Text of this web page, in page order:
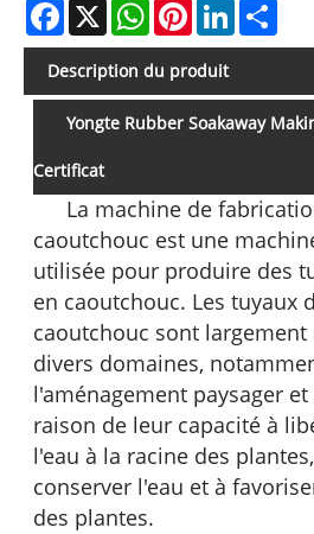
Facebook
X WhatsAppPinterestLinkedIn
Description du produit
Yongte Rubber Soakaway
Certificat
La machine de
caoutchouc est une
utilisée pour produire des
en caoutchouc. Les tuyaux
caoutchouc sont
divers domaines,
l'aménagement paysager
raison de leur capacité à
l'eau à la racine des
conserver l'eau et à
des plantes.